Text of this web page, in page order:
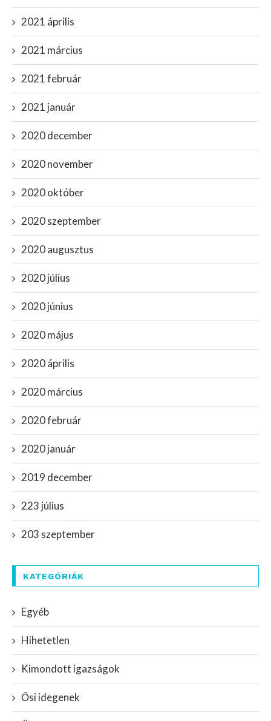
2021 április
2021 március
2021 február
2021 január
2020 december
2020 november
2020 október
2020 szeptember
2020 augusztus
2020 július
2020 június
2020 május
2020 április
2020 március
2020 február
2020 január
2019 december
223 július
203 szeptember
KATEGÓRIÁK
Egyéb
Hihetetlen
Kimondott igazságok
Ősi idegenek